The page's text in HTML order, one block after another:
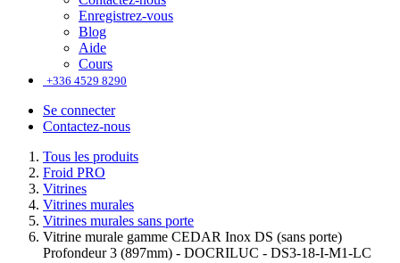
Enregistrez-vous
Blog
Aide
Cours
+336 4529 8290
Se connecter
Contactez-nous
Tous les produits
Froid PRO
Vitrines
Vitrines murales
Vitrines murales sans porte
Vitrine murale gamme CEDAR Inox DS (sans porte)
Profondeur 3 (897mm) - DOCRILUC - DS3-18-I-M1-LC